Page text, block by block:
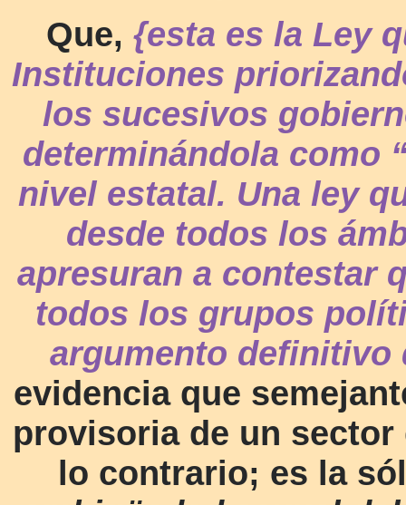
Que, {esta es la Ley
Instituciones
los sucesivos
determinándola como
nivel estatal. Una ley
desde todos los
apresuran a contestar
todos los grupos
argumento definitivo
evidencia que
provisoria de un
lo contrario; es la